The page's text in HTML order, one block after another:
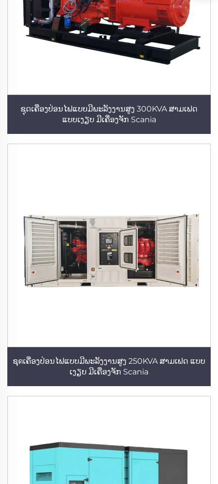
ຊຸດເຄື່ອງປ່ອນໄຟແບບມີພະລັງງານສູງ 300KVA ສາມເຟດ
ແບບເງຽບ ມີເຄື່ອງຈັກ Scania
ຊุดເຄື່ອງປ່ອນໄຟແບບມີພະລັງງານສູງ 250KVA ສາມເຟດ ແບບ
ເງຽບ ມີເຄື່ອງຈັກ Scania